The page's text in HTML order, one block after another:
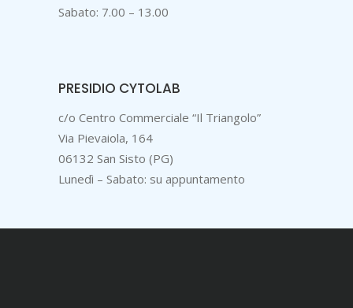
Sabato: 7.00 – 13.00
PRESIDIO CYTOLAB
c/o Centro Commerciale “Il Triangolo”
Via Pievaiola, 164
06132 San Sisto (PG)
Lunedì – Sabato: su appuntamento